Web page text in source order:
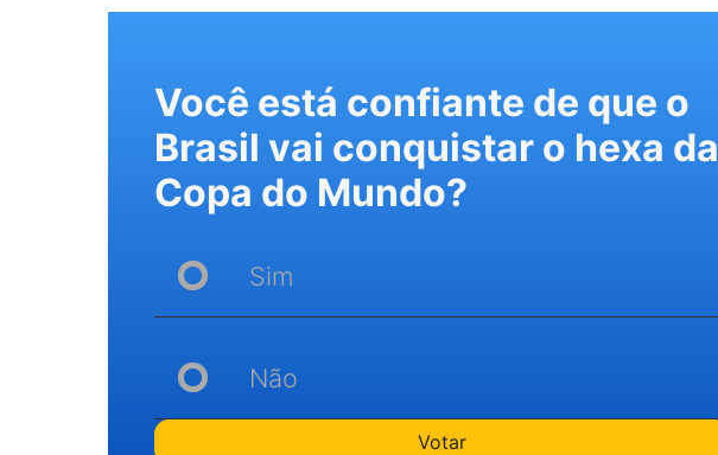
Você está confiante de que o
Brasil vai conquistar o hexa da
Copa do Mundo?
Sim
Não
Votar